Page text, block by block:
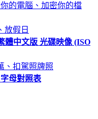
的電腦、加密你的檔
放假日
體中文版 光碟映像 (ISO
、扣駕照牌照
母對照表